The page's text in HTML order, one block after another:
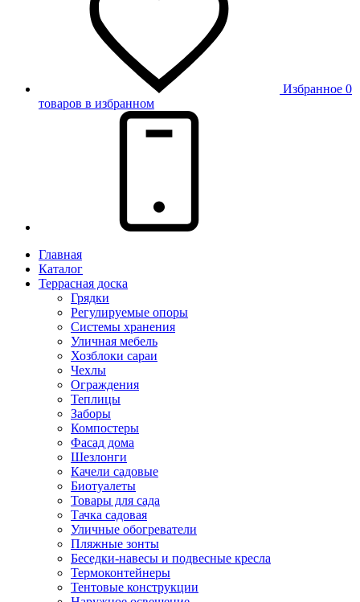
Избранное 0
товаров в избранном
Главная
Каталог
Террасная доска
Грядки
Регулируемые опоры
Системы хранения
Уличная мебель
Хозблоки сараи
Чехлы
Ограждения
Теплицы
Заборы
Компостеры
Фасад дома
Шезлонги
Качели садовые
Биотуалеты
Товары для сада
Тачка садовая
Уличные обогреватели
Пляжные зонты
Беседки-навесы и подвесные кресла
Термоконтейнеры
Тентовые конструкции